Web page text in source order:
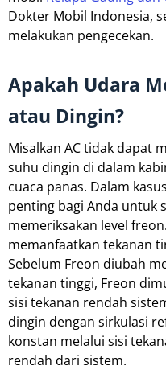
Dokter Mobil Indonesia,
melakukan pengecekan.
Apakah Udara
atau Dingin?
Misalkan AC tidak dapat
suhu dingin di dalam
cuaca panas. Dalam
penting bagi Anda untuk
memeriksakan level
memanfaatkan tekanan
Sebelum Freon diubah
tekanan tinggi, Freon
sisi tekanan rendah
dingin dengan sirkulasi
konstan melalui sisi
rendah dari sistem.